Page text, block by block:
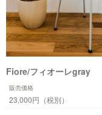
Fiore/フィオーレgray
販売価格
23,000円（税別）